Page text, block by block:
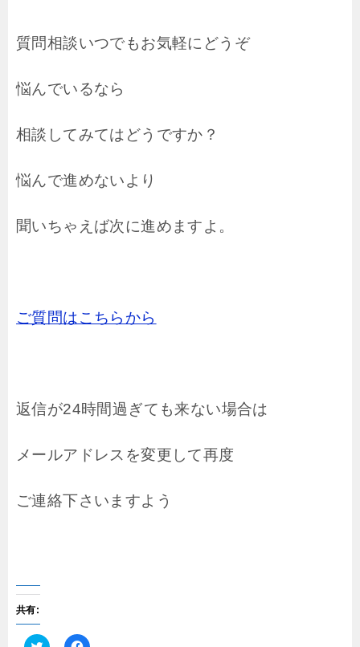
質問相談いつでもお気軽にどうぞ
悩んでいるなら
相談してみてはどうですか？
悩んで進めないより
聞いちゃえば次に進めますよ。
ご質問はこちらから
返信が24時間過ぎても来ない場合は
メールアドレスを変更して再度
ご連絡下さいますよう
共有: